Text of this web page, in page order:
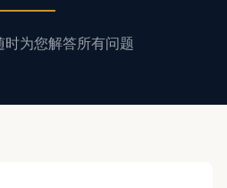
时为您解答所有问题